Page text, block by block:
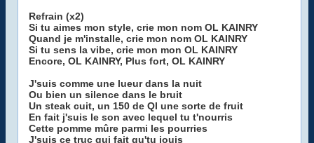
Refrain (x2)
Si tu aimes mon style, crie mon nom OL KAINRY
Quand je m'installe, crie mon nom OL KAINRY
Si tu sens la vibe, crie mon mon OL KAINRY
Encore, OL KAINRY, Plus fort, OL KAINRY
J'suis comme une lueur dans la nuit
Ou bien un silence dans le bruit
Un steak cuit, un 150 de QI une sorte de fruit
En fait j'suis le son avec lequel tu t'nourris
Cette pomme mûre parmi les pourries
J'suis ce truc qui fait qu'tu jouis